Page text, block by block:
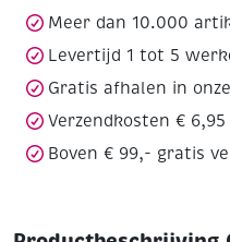
Meer dan 10.000
Levertijd 1 tot 5
Gratis afhalen in onze
Verzendkosten € 6,95
Boven € 99,- gratis